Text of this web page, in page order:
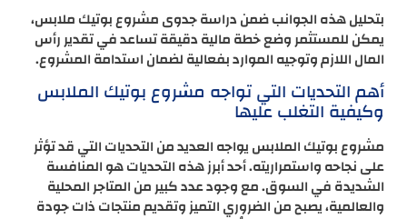
بتحليل هذه الجوانب ضمن دراسة جدوى مشروع بوتيك ملابس،
يمكن للمستثمر وضع خطة مالية دقيقة تساعد في تقدير رأس
المال اللازم وتوجيه الموارد بفعالية لضمان استدامة المشروع.
أهم التحديات التي تواجه مشروع بوتيك الملابس
وكيفية التغلب عليها
مشروع بوتيك الملابس يواجه العديد من التحديات التي قد تؤثر
على نجاحه واستمراريته. أحد أبرز هذه التحديات هو المنافسة
الشديدة في السوق. مع وجود عدد كبير من المتاجر المحلية
والعالمية، يصبح من الضروري التميز وتقديم منتجات ذات جودة